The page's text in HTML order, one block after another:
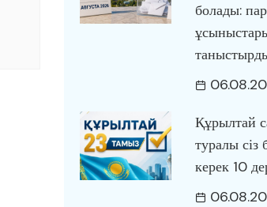
болады:
Құрылтай
туралы сіз
керек 10